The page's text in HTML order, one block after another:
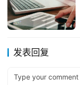
发表回复